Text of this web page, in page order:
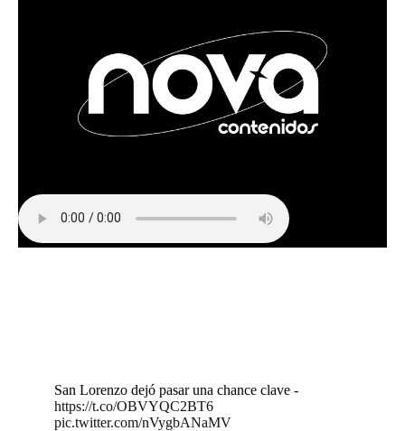
San Lorenzo dejó pasar una chance clave -
https://t.co/OBVYQC2BT6
pic.twitter.com/nVygbANaMV